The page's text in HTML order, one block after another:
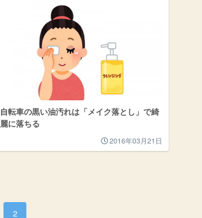
自転車の黒い油汚れは「メイク落とし」で綺
麗に落ちる
2016年03月21日
2